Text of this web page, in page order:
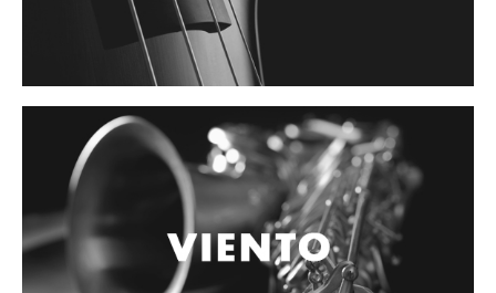
Luces y Escenario
Strobos
Maquinas de humo y escenario
Accesorios
Cables y Conectores